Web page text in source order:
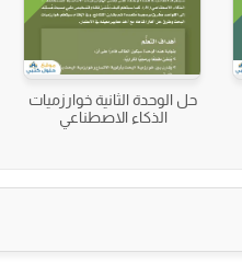
حل الوحدة الثانية خوارزميات
الذكاء الاصطناعي